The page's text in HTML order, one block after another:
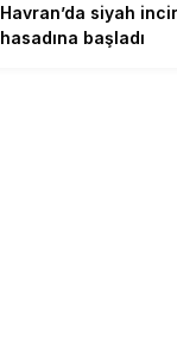
Havran’da siyah
hasadına başladı